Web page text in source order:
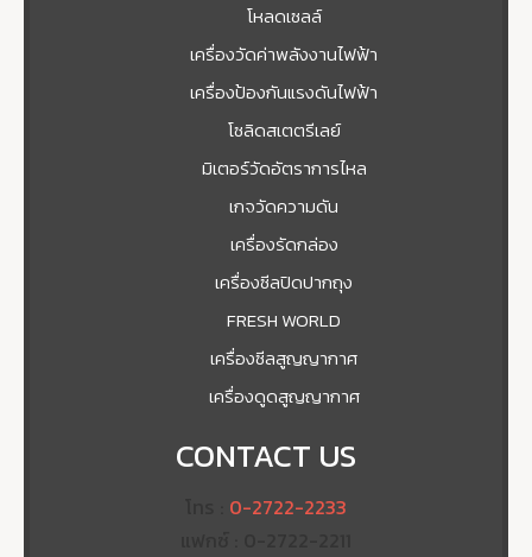
โหลดเซลล์
เครื่องวัดค่าพลังงานไฟฟ้า
เครื่องป้องกันแรงดันไฟฟ้า
โซลิดสเตตรีเลย์
มิเตอร์วัดอัตราการไหล
เกจวัดความดัน
เครื่องรัดกล่อง
เครื่องซีลปิดปากถุง
FRESH WORLD
เครื่องซีลสูญญากาศ
เครื่องดูดสูญญากาศ
CONTACT US
0-2722-2233